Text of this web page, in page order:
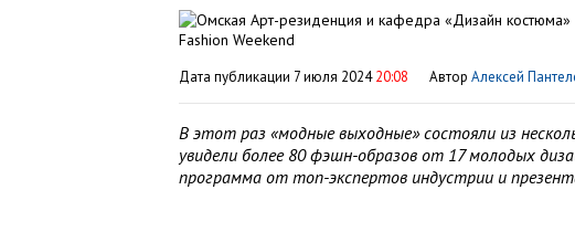
Дата публикации 7 июля 202420:08 Автор Алексей
В этот раз «модные выходные» состояли из
увидели более 80 фэшн-образов от 17 молодых
программа от топ-экспертов индустрии и